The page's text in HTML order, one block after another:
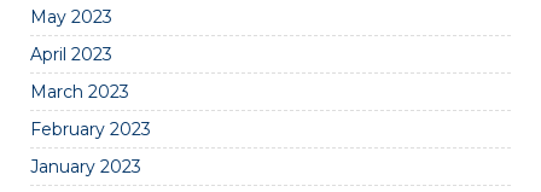
May 2023
April 2023
March 2023
February 2023
January 2023